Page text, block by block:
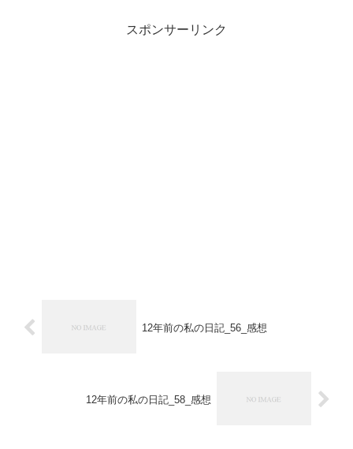
スポンサーリンク
12年前の私の日記_56_感想
12年前の私の日記_58_感想